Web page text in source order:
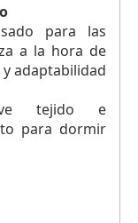
para las
a la hora de
adaptabilidad
tejido e
para dormir